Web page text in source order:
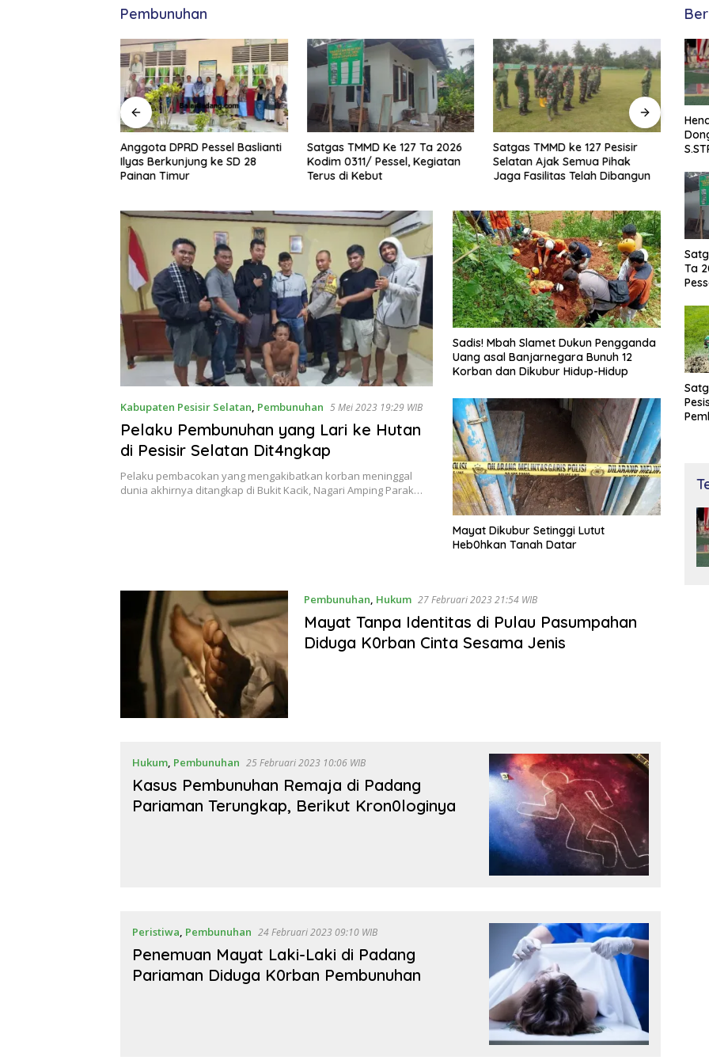
Pembunuhan
Anggota DPRD Pessel Baslianti
Ilyas Berkunjung ke SD 28
Painan Timur
Satgas TMMD Ke 127 Ta 2026
Kodim 0311/ Pessel, Kegiatan
Terus di Kebut
Satgas TMMD ke 127 Pesisir
Selatan Ajak Semua Pihak
Jaga Fasilitas Telah Dibangun
dan
97%
Kabupaten Pesisir Selatan, Pembunuhan 5 Mei 2023 19:29 WIB
Pelaku Pembunuhan yang Lari ke Hutan
di Pesisir Selatan Dit4ngkap
Pelaku pembacokan yang mengakibatkan korban meninggal
dunia akhirnya ditangkap di Bukit Kacik, Nagari Amping Parak…
Sadis! Mbah Slamet Dukun Pengganda
Uang asal Banjarnegara Bunuh 12
Korban dan Dikubur Hidup-Hidup
Mayat Dikubur Setinggi Lutut
Heb0hkan Tanah Datar
Pembunuhan, Hukum 27 Februari 2023 21:54 WIB
Mayat Tanpa Identitas di Pulau Pasumpahan
Diduga K0rban Cinta Sesama Jenis
Hukum, Pembunuhan 25 Februari 2023 10:06 WIB
Kasus Pembunuhan Remaja di Padang
Pariaman Terungkap, Berikut Kron0loginya
Peristiwa, Pembunuhan 24 Februari 2023 09:10 WIB
Penemuan Mayat Laki-Laki di Padang
Pariaman Diduga K0rban Pembunuhan
Ta